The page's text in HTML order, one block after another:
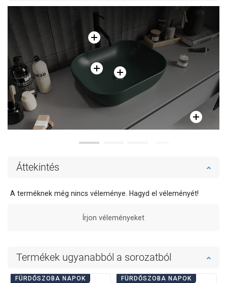
Hasonlítsa
Kedvenc
Áttekintés
A terméknek még nincs véleménye. Hagyd el véleményét!
Írjon véleményeket
Termékek ugyanabból a sorozatból
FÜRDŐSZOBA NAPOK FÜRDŐSZOBA NAPOK